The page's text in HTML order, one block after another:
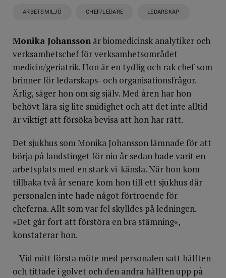
ARBETSMILJÖ CHEF/LEDARE LEDARSKAP
Monika Johansson är biomedicinsk analytiker och
verksamhetschef för verksamhetsområdet
medicin/geriatrik. Hon är en tydlig och rak chef som
brinner för ledarskaps- och organisationsfrågor.
Ärlig, säger hon om sig själv. Med åren har hon
behövt lära sig lite smidighet och att det inte alltid
är viktigt att försöka bevisa att hon har rätt.
Det sjukhus som Monika Johansson lämnade för att
börja på landstinget för nio år sedan hade varit en
arbetsplats med en stark vi-känsla. När hon kom
tillbaka två år senare kom hon till ett sjukhus där
personalen inte hade något förtroende för
cheferna. Allt som var fel skylldes på ledningen.
»Det går fort att förstöra en bra stämning«,
konstaterar hon.
– Vid mitt första möte med personalen satt hälften
och tittade i golvet och den andra hälften upp på